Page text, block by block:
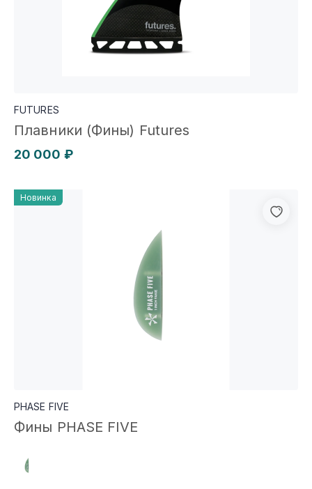
FUTURES
Плавники (Фины) Futures
20 000 ₽
Новинка
PHASE FIVE
Фины PHASE FIVE